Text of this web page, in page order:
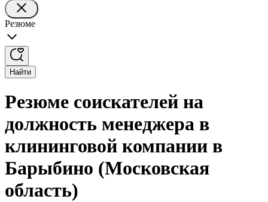
Резюме
Найти
Резюме соискателей на
должность менеджера в
клининговой компании в
Барыбино (Московская
область)